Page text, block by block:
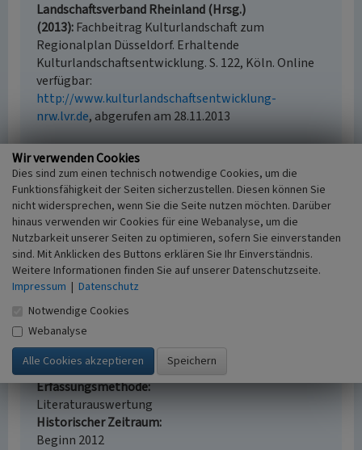
Landschaftsverband Rheinland (Hrsg.)
(2013) Fachbeitrag Kulturlandschaft zum
Regionalplan Düsseldorf. Erhaltende
Kulturlandschaftsentwicklung. S. 122, Köln. Online
verfügbar:
http://www.kulturlandschaftsentwicklung-
nrw.lvr.de, abgerufen am 28.11.2013
Niederung der Boisheimer und Dülkener Nette
(Kulturlandschaftsbereich Regionalplan
Düsseldorf 081)
Schlagwörter
Kulturlandschaftsbereich Aue Straßendorf Hof
(Landwirtschaft)
Fachsicht(en)
Kulturlandschaftspflege, Archäologie,
Denkmalpflege, Landeskunde, Raumplanung
Erfassungsmaßstab
i.d.R. 1:25.000 (kleiner als 1:20.000)
Erfassungsmethode
Literaturauswertung
Historischer Zeitraum
Beginn 2012
Wir verwenden Cookies
Dies sind zum einen technisch notwendige Cookies, um die
Funktionsfähigkeit der Seiten sicherzustellen. Diesen können Sie
nicht widersprechen, wenn Sie die Seite nutzen möchten. Darüber
hinaus verwenden wir Cookies für eine Webanalyse, um die
Nutzbarkeit unserer Seiten zu optimieren, sofern Sie einverstanden
sind. Mit Anklicken des Buttons erklären Sie Ihr Einverständnis.
Weitere Informationen finden Sie auf unserer Datenschutzseite.
Impressum | Datenschutz
Notwendige Cookies
Webanalyse